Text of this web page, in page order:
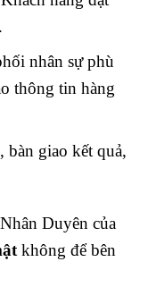
nhân sự phù
thông tin hàng
bàn giao kết quả,
Duyên của
không để bên